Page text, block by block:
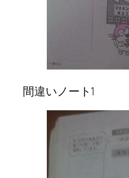
間違いノート1